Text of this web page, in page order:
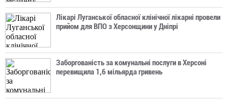
Лікарі Луганської обласної клінічної лікарні провели
прийом для ВПО з Херсонщини у Дніпрі
Заборгованість за комунальні послуги в Херсоні
перевищила 1,6 мільярда гривень